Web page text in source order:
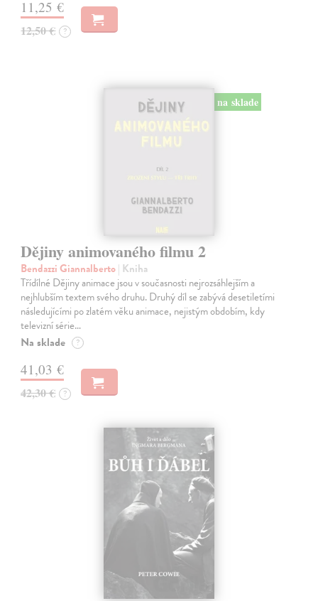
11,25 €
12,50 € ?
na sklade
Dějiny animovaného filmu 2
Bendazzi Giannalberto| Kniha
Třídílné Dějiny animace jsou v současnosti nejrozsáhlejším a
nejhlubším textem svého druhu. Druhý díl se zabývá desetiletími
následujícími po zlatém věku animace, nejistým obdobím, kdy
televizní série…
Na sklade ?
41,03 €
42,30 € ?